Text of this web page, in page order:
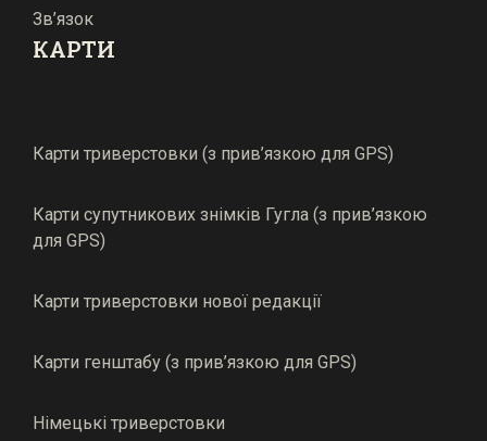
Зв’язок
КАРТИ
Карти триверстовки (з прив’язкою для GPS)
Карти супутникових знімків Гугла (з прив’язкою
для GPS)
Карти триверстовки нової редакції
Карти генштабу (з прив’язкою для GPS)
Німецькі триверстовки